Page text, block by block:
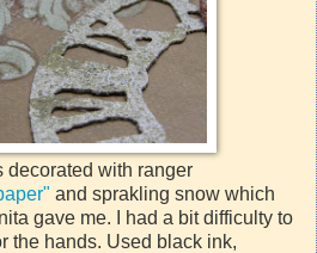
decorated with ranger
and sprakling snow which
gave me. I had a bit difficulty to
the hands. Used black ink,